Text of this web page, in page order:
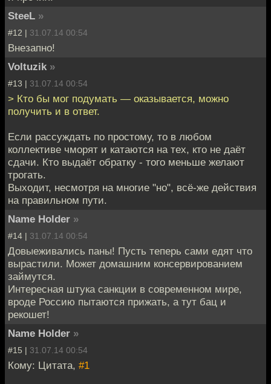
SteeL »
#12 | 31.07.14 00:54
Внезапно!
Voltuzik »
#13 | 31.07.14 00:54
> Кто бы мог подумать — оказывается, можно
получить и в ответ.
Если рассуждать по простому, то в любом
коллективе чморят и катаются на тех, кто не даёт
сдачи. Кто выдаёт обратку - того меньше желают
трогать.
Выходит, несмотря на многие "но", всё-же действия
на правильном пути.
Name Holder »
#14 | 31.07.14 00:54
Довыеживались паны! Пусть теперь сами едят что
вырастили. Может домашним консервированием
займутся.
Интересная штука санкции в современном мире,
вроде Россию пытаются прижать, а тут бац и
рекошет!
Name Holder »
#15 | 31.07.14 00:54
Кому: Цитата, #1